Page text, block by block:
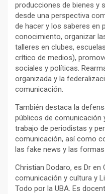
producciones de bienes y
desde una perspectiva
de hacer y los saberes en
conocimiento, organizar
talleres en clubes,
crítico de medios),
sociales y políticas.
organizada y la
comunicación.
También destaca la
públicos de comunicación
trabajo de periodistas y
comunicación, así como
las fake news y las
Christian Dodaro, es Dr en
comunicación y cultura y
Todo por la UBA. Es